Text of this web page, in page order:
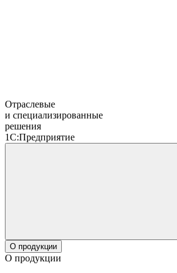
Отраслевые
и специализированные
решения
1С:Предприятие
О продукции
О продукции